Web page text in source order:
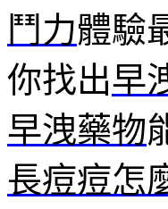
鬥力體驗
你找出早
早洩藥物
長痘痘怎